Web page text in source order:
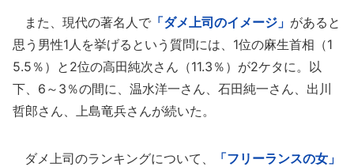
また、現代の著名人で 「ダメ上司のイメージ」 があると
思う男性1人を挙げるという質問には、1位の麻生首相（1
5.5％）と2位の高田純次さん（11.3％）が2ケタに。以
下、6～3％の間に、温水洋一さん、石田純一さん、出川
哲郎さん、上島竜兵さんが続いた。
ダメ上司のランキングについて、
「フリーランスの女」